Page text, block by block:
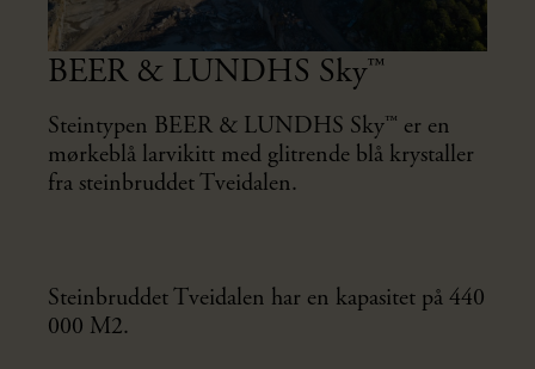
BEER & LUNDHS Sky™
Steintypen BEER & LUNDHS Sky™ er en
mørkeblå larvikitt med glitrende blå krystaller
fra steinbruddet Tveidalen.
Steinbruddet Tveidalen har en kapasitet på 440
000 M2.